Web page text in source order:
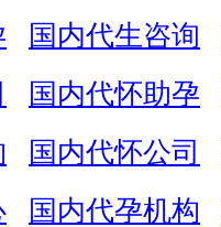
国内代生咨询
国内代怀助孕
国内代怀公司
国内代孕机构